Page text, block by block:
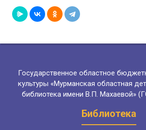
Государственное областное
культуры «Мурманская областная
библиотека имени В.П. Махаевой»
Библиотека